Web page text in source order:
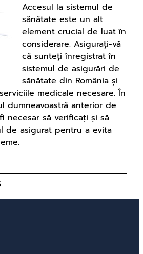
Accesul la sistemul de
sănătate este un alt
element crucial de luat în
considerare. Asigurați-vă
că sunteți înregistrat în
sistemul de asigurări de
sănătate din România și
medicale necesare. În
dumneavoastră anterior de
necesar să verificați și să
de asigurat pentru a evita